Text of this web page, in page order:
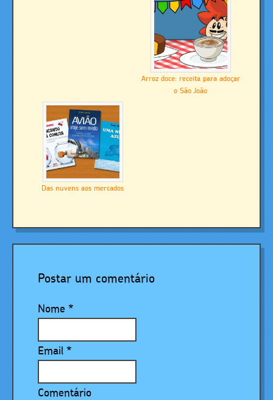
Arroz doce: receita para adoçar
o São João
Das nuvens aos mercados
Postar um comentário
Nome *
Email *
Comentário